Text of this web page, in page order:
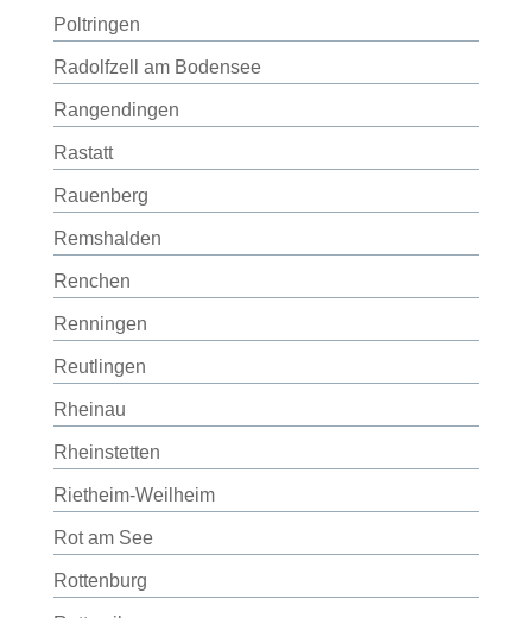
Poltringen
Radolfzell am Bodensee
Rangendingen
Rastatt
Rauenberg
Remshalden
Renchen
Renningen
Reutlingen
Rheinau
Rheinstetten
Rietheim-Weilheim
Rot am See
Rottenburg